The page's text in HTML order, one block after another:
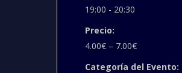
19:00 - 20:30
Precio:
4.00€ – 7.00€
Categoría del Evento: